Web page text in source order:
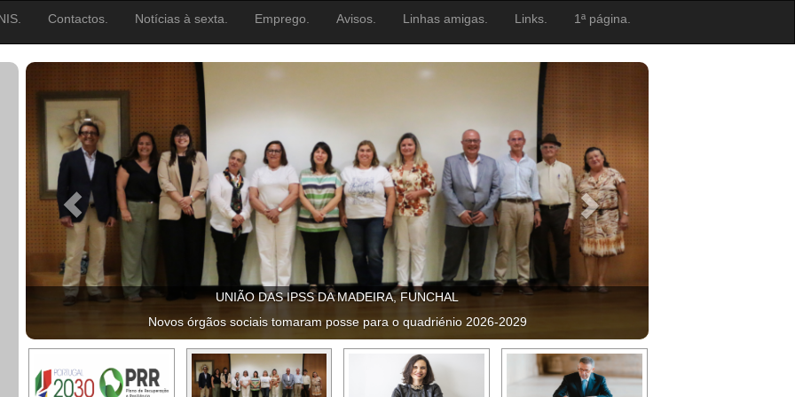
Contactos. Notícias à sexta. Emprego. Avisos. Linhas amigas. Links. 1ª página.
UNIÃO DAS IPSS DA MADEIRA, FUNCHAL
Novos órgãos sociais tomaram posse para o quadriénio 2026-2029